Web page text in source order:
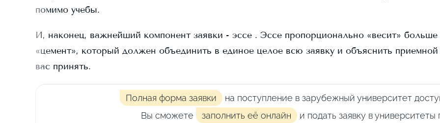
помимо учебы.
И, наконец, важнейший компонент заявки - эссе . Эссе пропорционально «весит» больше
«цемент», который должен объединить в единое целое всю заявку и объяснить
вас принять.
Полная форма заявки на поступление в зарубежный университет
Вы сможете
заполнить её онлайн и подать заявку в